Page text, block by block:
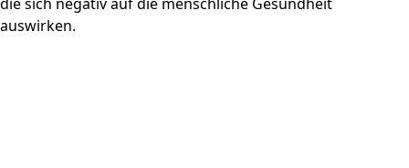
auswirken.